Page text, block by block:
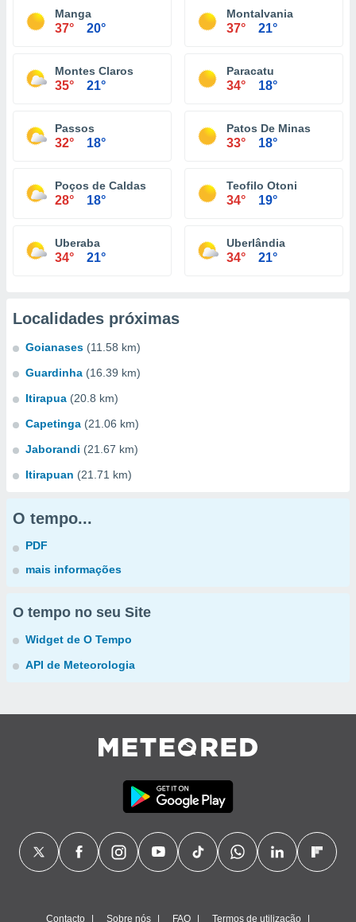
Manga
37° 20°
Montalvania
37° 21°
Montes Claros
35° 21°
Paracatu
34° 18°
Passos
32° 18°
Patos De Minas
33° 18°
Poços de Caldas
28° 18°
Teofilo Otoni
34° 19°
Uberaba
34° 21°
Uberlândia
34° 21°
Localidades próximas
Goianases (11.58 km)
Guardinha (16.39 km)
Itirapua (20.8 km)
Capetinga (21.06 km)
Jaborandi (21.67 km)
Itirapuan (21.71 km)
O tempo...
PDF
mais informações
O tempo no seu Site
Widget de O Tempo
API de Meteorologia
Contacto Sobre nós FAQ Termos de utilização